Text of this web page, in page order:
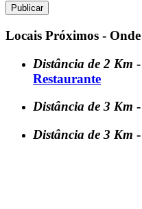
Locais Próximos -
Distância de 2 Km -
Restaurante
Distância de 3 Km -
Distância de 3 Km -